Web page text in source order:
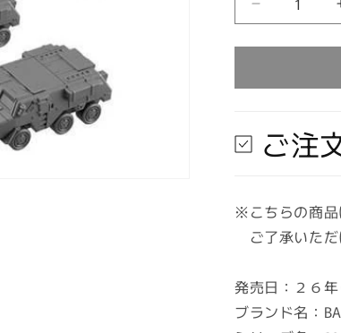
納
バ
ン
ダ
30MM
オ
ご注
※こちらの商品
ご了承いただ
発売日：２６
ブランド名：